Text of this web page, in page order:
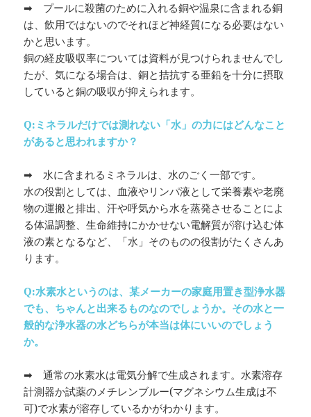
➡ プールに殺菌のために入れる銅や温泉に含まれる銅
は、飲用ではないのでそれほど神経質になる必要はない
かと思います。
銅の経皮吸収率については資料が見つけられませんでし
たが、気になる場合は、銅と拮抗する亜鉛を十分に摂取
していると銅の吸収が抑えられます。
Q:ミネラルだけでは測れない「水」の力にはどんなこと
があると思われますか？
➡ 水に含まれるミネラルは、水のごく一部です。
水の役割としては、血液やリンパ液として栄養素や老廃
物の運搬と排出、汗や呼気から水を蒸発させることによ
る体温調整、生命維持にかかせない電解質が溶け込む体
液の素となるなど、「水」そのものの役割がたくさんあ
ります。
Q:水素水というのは、某メーカーの家庭用置き型浄水器
でも、ちゃんと出来るものなのでしょうか。その水と一
般的な浄水器の水どちらが本当は体にいいのでしょう
か。
➡ 通常の水素水は電気分解で生成されます。水素溶存
計測器か試薬のメチレンブルー(マグネシウム生成は不
可)で水素が溶存しているかがわかります。